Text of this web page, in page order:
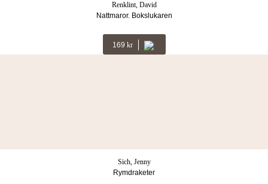
Renklint, David
Nattmaror. Bokslukaren
169 Kr
Sich, Jenny
Rymdraketer